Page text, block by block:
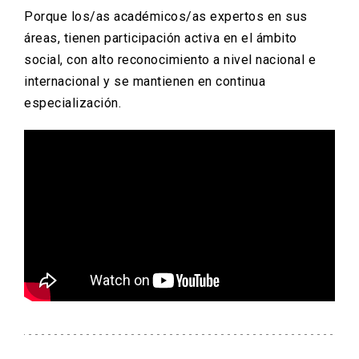
Porque los/as académicos/as expertos en sus
áreas, tienen participación activa en el ámbito
social, con alto reconocimiento a nivel nacional e
internacional y se mantienen en continua
especialización.